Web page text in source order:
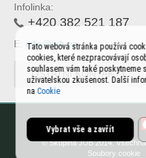
Infolinka:
+420 382 521 187
E: info@jub.cz
OSTATNÍ KONTAKTY
© Skupina JUB 2014.
Soubory cookie
Tato webová stránka používá
cookies, které nezpracovávají
souhlasem vám také poskytneme
uživatelskou zkušenost. Další
na Cookie
Vybrat vše a zavřít